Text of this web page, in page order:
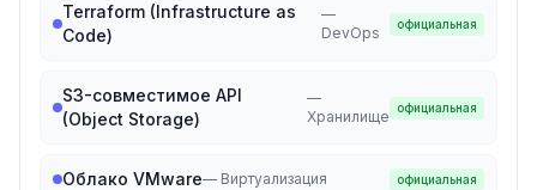
Terraform (Infrastructure as
Code)
—
DevOps
официальная
S3-совместимое API
(Object Storage)
—
Хранилище
официальная
Облако VMware— Виртуализация официальная